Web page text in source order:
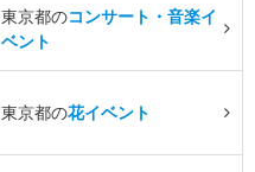
東京都のコンサート・音楽イ
ベント
東京都の花イベント